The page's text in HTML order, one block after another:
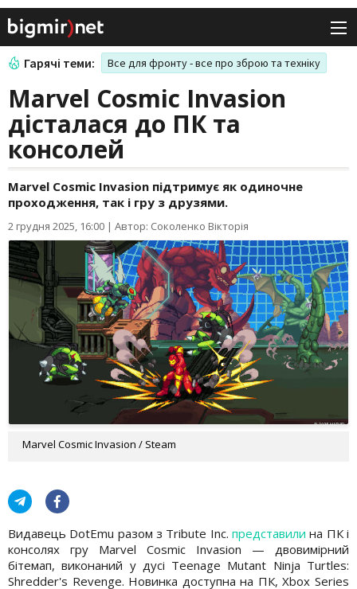
Гарячі теми: Все для фронту - все про зброю та техніку
Marvel Cosmic Invasion
дісталася до ПК та
консолей
Marvel Cosmic Invasion підтримує як одиночне
проходження, так і гру з друзями.
2 грудня 2025, 16:00 | Автор: Соколенко Вікторія
Marvel Cosmic Invasion / Steam
Видавець DotEmu разом з Tribute Inc. представили на ПК і
консолях гру Marvel Cosmic Invasion — двовимірний
бітемап, виконаний у дусі Teenage Mutant Ninja Turtles:
Shredder's Revenge. Новинка доступна на ПК, Xbox Series